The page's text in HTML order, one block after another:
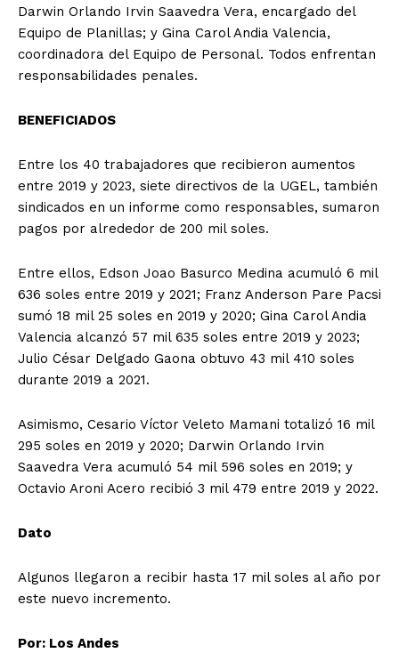
Darwin Orlando Irvin Saavedra Vera, encargado del
Equipo de Planillas; y Gina Carol Andia Valencia,
coordinadora del Equipo de Personal. Todos enfrentan
responsabilidades penales.
BENEFICIADOS
Entre los 40 trabajadores que recibieron aumentos
entre 2019 y 2023, siete directivos de la UGEL, también
sindicados en un informe como responsables, sumaron
pagos por alrededor de 200 mil soles.
Entre ellos, Edson Joao Basurco Medina acumuló 6 mil
636 soles entre 2019 y 2021; Franz Anderson Pare Pacsi
sumó 18 mil 25 soles en 2019 y 2020; Gina Carol Andia
Valencia alcanzó 57 mil 635 soles entre 2019 y 2023;
Julio César Delgado Gaona obtuvo 43 mil 410 soles
durante 2019 a 2021.
Asimismo, Cesario Víctor Veleto Mamani totalizó 16 mil
295 soles en 2019 y 2020; Darwin Orlando Irvin
Saavedra Vera acumuló 54 mil 596 soles en 2019; y
Octavio Aroni Acero recibió 3 mil 479 entre 2019 y 2022.
Dato
Algunos llegaron a recibir hasta 17 mil soles al año por
este nuevo incremento.
Por: Los Andes